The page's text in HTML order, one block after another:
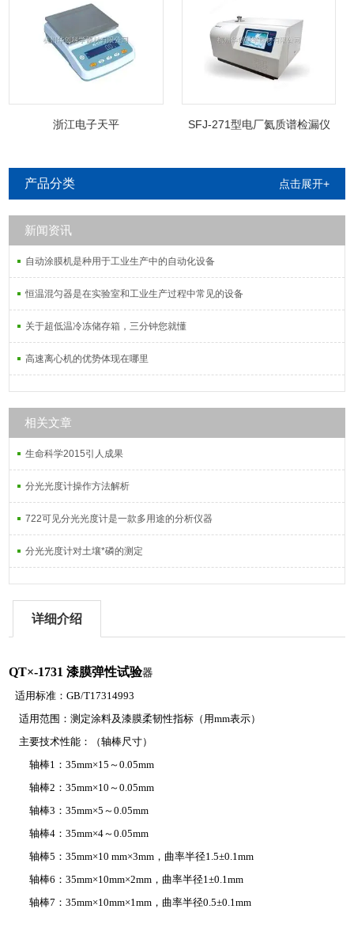
浙江电子天平 SFJ-271型电厂氦质谱检漏仪
产品分类 点击展开+
新闻资讯
自动涂膜机是种用于工业生产中的自动化设备
恒温混匀器是在实验室和工业生产过程中常见的设备
关于超低温冷冻储存箱，三分钟您就懂
高速离心机的优势体现在哪里
相关文章
生命科学2015引人成果
分光光度计操作方法解析
722可见分光光度计是一款多用途的分析仪器
分光光度计对土壤*磷的测定
详细介绍
QT×-1731漆膜弹性试验器
适用标准：GB/T17314993
适用范围：测定涂料及漆膜柔韧性指标（用mm表示）
主要技术性能：（轴棒尺寸）
轴棒1：35mm×15～0.05mm
轴棒2：35mm×10～0.05mm
轴棒3：35mm×5～0.05mm
轴棒4：35mm×4～0.05mm
轴棒5：35mm×10 mm×3mm，曲率半径1.5±0.1mm
轴棒6：35mm×10mm×2mm，曲率半径1±0.1mm
轴棒7：35mm×10mm×1mm，曲率半径0.5±0.1mm